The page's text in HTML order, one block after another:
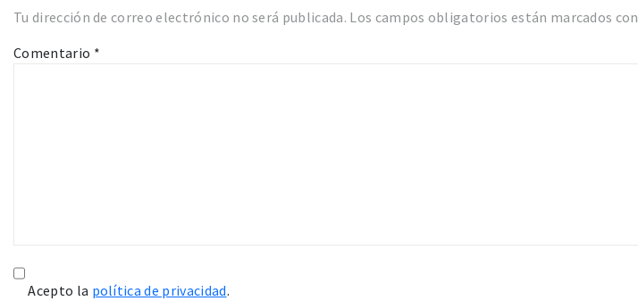
Tu dirección de correo electrónico no será publicada. Los campos obligatorios están marcados con
Comentario *
Acepto la política de privacidad.